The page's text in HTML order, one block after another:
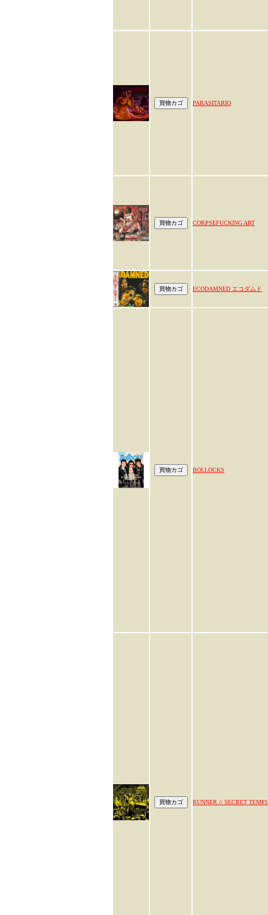
PARASITARIO
CORPSEFUCKING ART
ECODAMNED エコダムド
BOLLOCKS
RUNNER // SECRET